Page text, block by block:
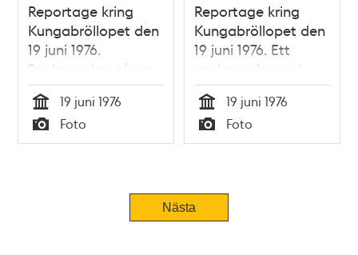
Reportage kring
Kungabröllopet den
19 juni 1976.
Spelmanslag tågar
över Norrbro mot
Slottet, i täten går
fiolspelande barn.
Åskådare och en
Tid
19 juni 1976
Typ
Foto
Reportage kring
Kungabröllopet den
19 juni 1976. Ett
spelmanslag och
fanbärare i
folkdräkter tågar
över Norrbro mot
Slottet. I fonden
Tid
19 juni 1976
Typ
Foto
Nästa